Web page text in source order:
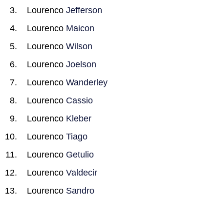
Lourenco Jefferson
Lourenco Maicon
Lourenco Wilson
Lourenco Joelson
Lourenco Wanderley
Lourenco Cassio
Lourenco Kleber
Lourenco Tiago
Lourenco Getulio
Lourenco Valdecir
Lourenco Sandro